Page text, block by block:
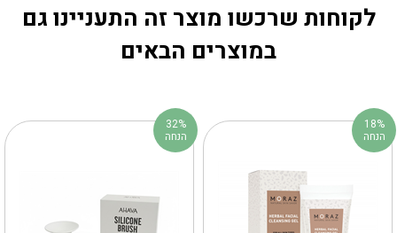
לקוחות שרכשו מוצר זה התעניינו גם
במוצרים הבאים
32%
הנחה
18%
הנחה